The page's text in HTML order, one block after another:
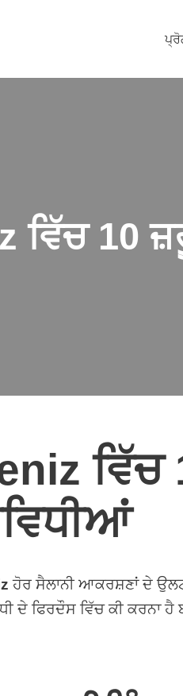
ਵਿੱਚ 10
ਵਿੱਚ
ਹੋਰ ਸੈਲਾਨੀ ਆਕਰਸ਼ਣਾਂ ਦੇ
ਦੇ ਫਿਰਦੌਸ ਵਿੱਚ ਕੀ ਕਰਨਾ ਹੈ